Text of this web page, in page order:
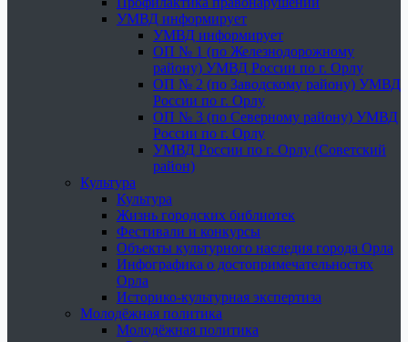
УМВД информирует
УМВД информирует
ОП № 1 (по Железнодорожному
району) УМВД России по г. Орлу
ОП № 2 (по Заводскому району) УМВД
России по г. Орлу
ОП № 3 (по Северному району) УМВД
России по г. Орлу
УМВД России по г. Орлу (Советский
район)
Культура
Культура
Жизнь городских библиотек
Фестивали и конкурсы
Объекты культурного наследия города Орла
Инфографика о достопримечательностях
Орла
Историко-культурная экспертиза
Молодёжная политика
Молодёжная политика